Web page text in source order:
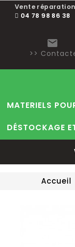
Vente
04 78 98 86 38

>>
MATERIELS
DÉSTOCKAGE
Accueil